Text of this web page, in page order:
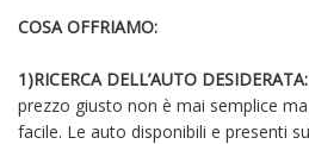
COSA OFFRIAMO:
1)RICERCA DELL’AUTO DESIDERATA:
prezzo giusto non è mai semplice
facile. Le auto disponibili e presenti